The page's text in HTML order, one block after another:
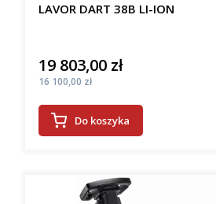
LAVOR DART 38B LI-ION
Cena
19 803,00 zł
Cena
16 100,00 zł
Do koszyka